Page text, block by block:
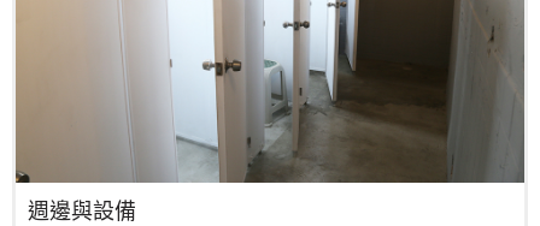
週邊與設備